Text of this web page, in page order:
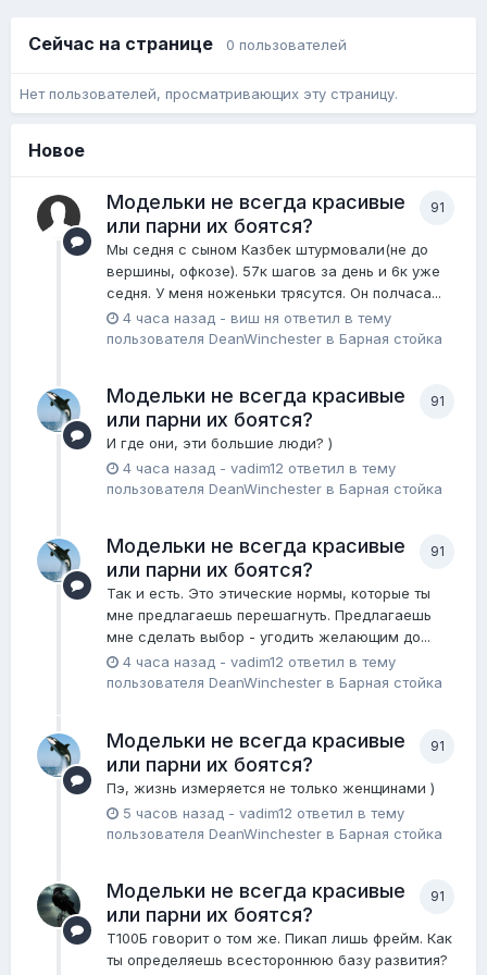
Сейчас на странице 0 пользователей
Нет пользователей, просматривающих эту страницу.
Новое
91
Модельки не всегда красивые
или парни их боятся?
Мы седня с сыном Казбек штурмовали(не до
вершины, офкозе). 57к шагов за день и 6к уже
седня. У меня ноженьки трясутся. Он полчаса...
4 часа назад - виш ня ответил в тему
пользователя DeanWinchester в Барная стойка
91
Модельки не всегда красивые
или парни их боятся?
И где они, эти большие люди? )
4 часа назад - vadim12 ответил в тему
пользователя DeanWinchester в Барная стойка
91
Модельки не всегда красивые
или парни их боятся?
Так и есть. Это этические нормы, которые ты
мне предлагаешь перешагнуть. Предлагаешь
мне сделать выбор - угодить желающим до...
4 часа назад - vadim12 ответил в тему
пользователя DeanWinchester в Барная стойка
91
Модельки не всегда красивые
или парни их боятся?
Пэ, жизнь измеряется не только женщинами )
5 часов назад - vadim12 ответил в тему
пользователя DeanWinchester в Барная стойка
91
Модельки не всегда красивые
или парни их боятся?
Т100Б говорит о том же. Пикап лишь фрейм. Как
ты определяешь всестороннюю базу развития?